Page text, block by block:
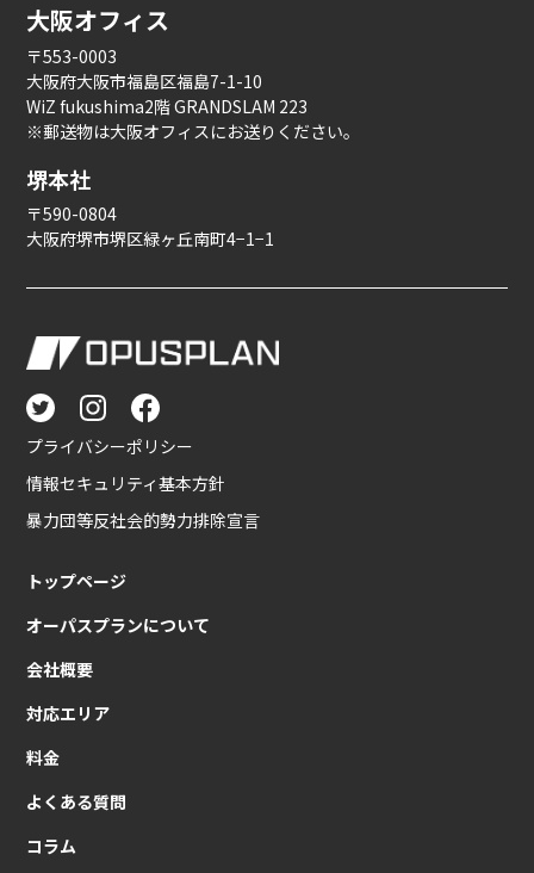
大阪オフィス
〒553-0003
大阪府大阪市福島区福島7-1-10
WiZ fukushima2階 GRANDSLAM 223
※郵送物は大阪オフィスにお送りください。
堺本社
〒590-0804
大阪府堺市堺区緑ヶ丘南町4−1−1
プライバシーポリシー
情報セキュリティ基本方針
暴力団等反社会的勢力排除宣言
トップページ
オーパスプランについて
会社概要
対応エリア
料金
よくある質問
コラム